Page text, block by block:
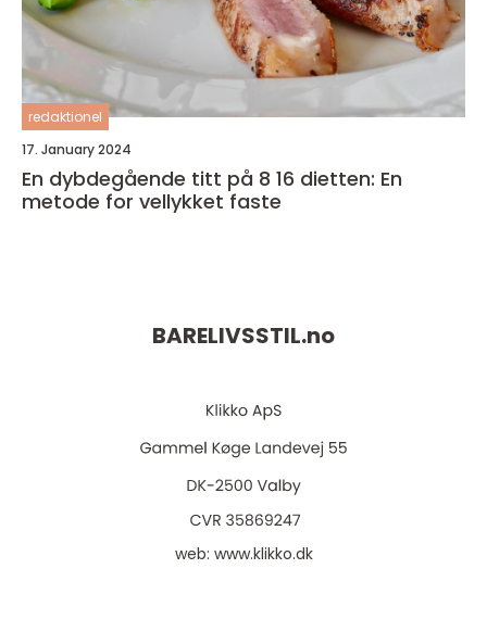
redaktionel
17. January 2024
En dybdegående titt på 8 16 dietten: En
metode for vellykket faste
BARELIVSSTIL.no
web: www.klikko.dk